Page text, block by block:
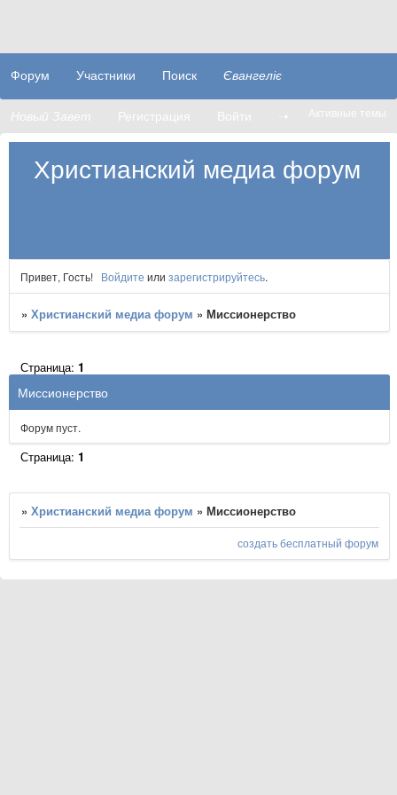
Христианский медиа форум
Форум Участники Поиск Євангеліє
Новый Завет Регистрация Войти ➝ Активные темы
Привет, Гость! Войдите или зарегистрируйтесь.
»Христианский медиа форум »Миссионерство
Миссионерство
Страница:1
Форум пуст.
Страница:1
»Христианский медиа форум »Миссионерство
создать бесплатный форум